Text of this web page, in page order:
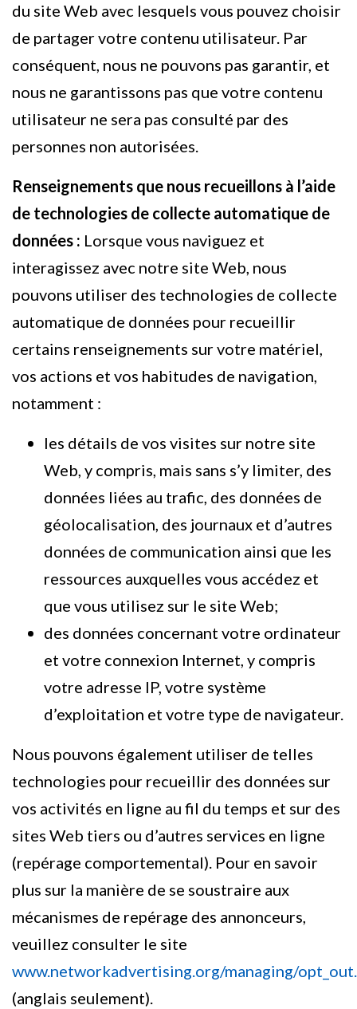
du site Web avec lesquels vous pouvez choisir
de partager votre contenu utilisateur. Par
conséquent, nous ne pouvons pas garantir, et
nous ne garantissons pas que votre contenu
utilisateur ne sera pas consulté par des
personnes non autorisées.
Renseignements que nous recueillons à l’aide
de technologies de collecte automatique de
données : Lorsque vous naviguez et
interagissez avec notre site Web, nous
pouvons utiliser des technologies de collecte
automatique de données pour recueillir
certains renseignements sur votre matériel,
vos actions et vos habitudes de navigation,
notamment :
les détails de vos visites sur notre site
Web, y compris, mais sans s’y limiter, des
données liées au trafic, des données de
géolocalisation, des journaux et d’autres
données de communication ainsi que les
ressources auxquelles vous accédez et
que vous utilisez sur le site Web;
des données concernant votre ordinateur
et votre connexion Internet, y compris
votre adresse IP, votre système
d’exploitation et votre type de navigateur.
Nous pouvons également utiliser de telles
technologies pour recueillir des données sur
vos activités en ligne au fil du temps et sur des
sites Web tiers ou d’autres services en ligne
(repérage comportemental). Pour en savoir
plus sur la manière de se soustraire aux
mécanismes de repérage des annonceurs,
veuillez consulter le site
www.networkadvertising.org/managing/
(anglais seulement).